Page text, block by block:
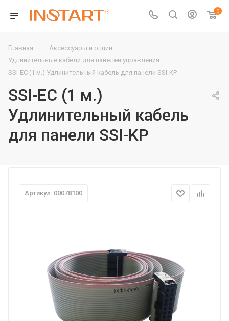
0
Главная — Аксессуары и опции —
Удлинительные кабели для панелей управления —
SSI-EC (1 м.) Удлинительный кабель для панели SSI-KP
SSI-EC (1 м.)
Удлинительный кабель
для панели SSI-KP
Артикул: 00078100